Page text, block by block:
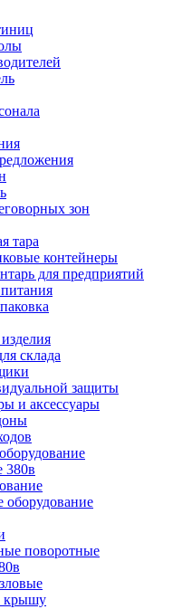
зон
тара
контейнеры
для предприятий
склада
защиты
и аксессуары
380в
оборудование
поворотные
крышу